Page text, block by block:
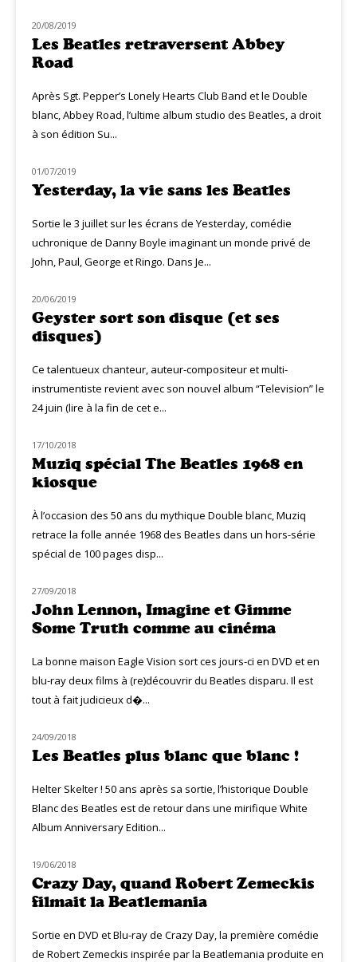
NOUVEAUTÉS
20/08/2019
Les Beatles retraversent Abbey
Road
Après Sgt. Pepper’s Lonely Hearts Club Band et le Double
blanc, Abbey Road, l’ultime album studio des Beatles, a droit
à son édition Su...
CINÉ MUZIQ
01/07/2019
Yesterday, la vie sans les Beatles
Sortie le 3 juillet sur les écrans de Yesterday, comédie
uchronique de Danny Boyle imaginant un monde privé de
John, Paul, George et Ringo. Dans Je...
NOUVEAUTÉS
20/06/2019
Geyster sort son disque (et ses
disques)
Ce talentueux chanteur, auteur-compositeur et multi-
instrumentiste revient avec son nouvel album “Television” le
24 juin (lire à la fin de cet e...
MUZIQ NEWS
17/10/2018
Muziq spécial The Beatles 1968 en
kiosque
À l’occasion des 50 ans du mythique Double blanc, Muziq
retrace la folle année 1968 des Beatles dans un hors-série
spécial de 100 pages disp...
MUZIQ DVD
27/09/2018
John Lennon, Imagine et Gimme
Some Truth comme au cinéma
La bonne maison Eagle Vision sort ces jours-ci en DVD et en
blu-ray deux films à (re)découvrir du Beatles disparu. Il est
tout à fait judicieux d�...
MUZIQ NEWS
24/09/2018
Les Beatles plus blanc que blanc !
Helter Skelter ! 50 ans après sa sortie, l’historique Double
Blanc des Beatles est de retour dans une mirifique White
Album Anniversary Edition...
NOUVEAUTÉS
19/06/2018
Crazy Day, quand Robert Zemeckis
filmait la Beatlemania
Sortie en DVD et Blu-ray de Crazy Day, la première comédie
de Robert Zemeckis inspirée par la Beatlemania produite en